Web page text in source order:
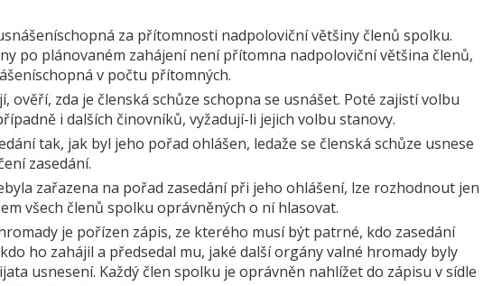
za přítomnosti nadpoloviční většiny členů spolku.
po plánovaném zahájení není přítomna nadpoloviční většina členů,
v počtu přítomných.
ověří, zda je členská schůze schopna se usnášet. Poté zajistí volbu
i dalších činovníků, vyžadují-li jejich volbu stanovy.
tak, jak byl jeho pořad ohlášen, ledaže se členská schůze usnese
zasedání.
zařazena na pořad zasedání při jeho ohlášení, lze rozhodnout jen
všech členů spolku oprávněných o ní hlasovat.
je pořízen zápis, ze kterého musí být patrné, kdo zasedání
ho zahájil a předsedal mu, jaké další orgány valné hromady byly
usnesení. Každý člen spolku je oprávněn nahlížet do zápisu v sídle